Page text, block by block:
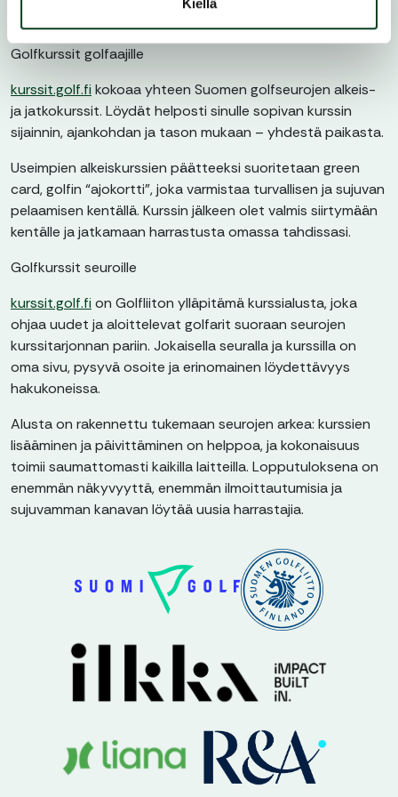
Golfkurssit golfaajille
kurssit.golf.fi kokoaa yhteen Suomen golfseurojen alkeis-
ja jatkokurssit. Löydät helposti sinulle sopivan kurssin
sijainnin, ajankohdan ja tason mukaan – yhdestä paikasta.
Useimpien alkeiskurssien päätteeksi suoritetaan green
card, golfin “ajokortti”, joka varmistaa turvallisen ja sujuvan
pelaamisen kentällä. Kurssin jälkeen olet valmis siirtymään
kentälle ja jatkamaan harrastusta omassa tahdissasi.
Golfkurssit seuroille
kurssit.golf.fi on Golfliiton ylläpitämä kurssialusta, joka
ohjaa uudet ja aloittelevat golfarit suoraan seurojen
kurssitarjonnan pariin. Jokaisella seuralla ja kurssilla on
oma sivu, pysyvä osoite ja erinomainen löydettävyys
hakukoneissa.
Alusta on rakennettu tukemaan seurojen arkea: kurssien
lisääminen ja päivittäminen on helppoa, ja kokonaisuus
toimii saumattomasti kaikilla laitteilla. Lopputuloksena on
enemmän näkyvyyttä, enemmän ilmoittautumisia ja
sujuvamman kanavan löytää uusia harrastajia.